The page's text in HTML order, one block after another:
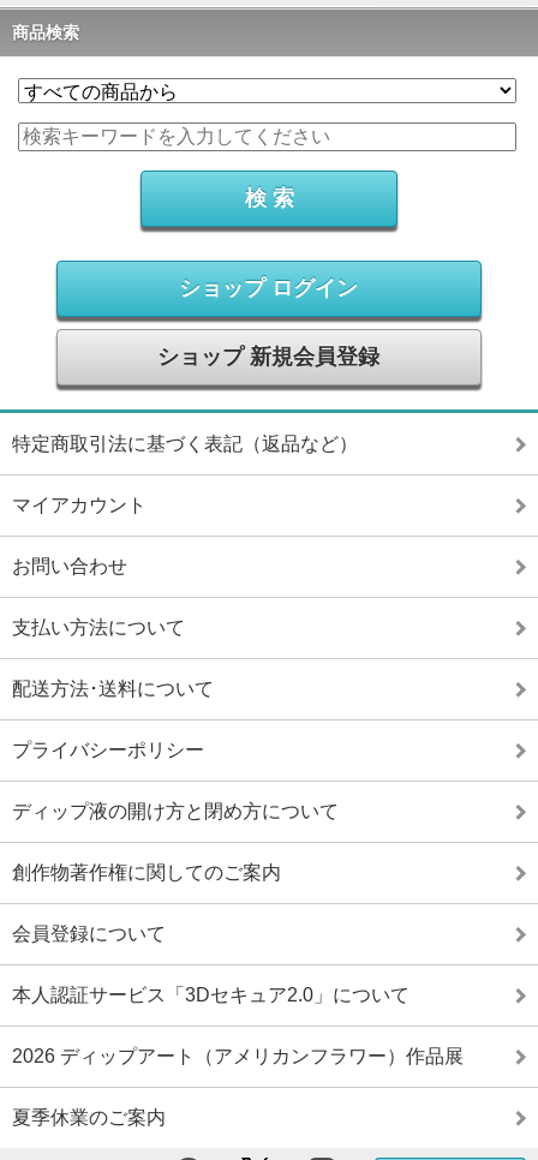
商品検索
ショップ ログイン
ショップ 新規会員登録
特定商取引法に基づく表記（返品など）
マイアカウント
お問い合わせ
支払い方法について
配送方法･送料について
プライバシーポリシー
ディップ液の開け方と閉め方について
創作物著作権に関してのご案内
会員登録について
本人認証サービス「3Dセキュア2.0」について
2026 ディップアート（アメリカンフラワー）作品展
夏季休業のご案内